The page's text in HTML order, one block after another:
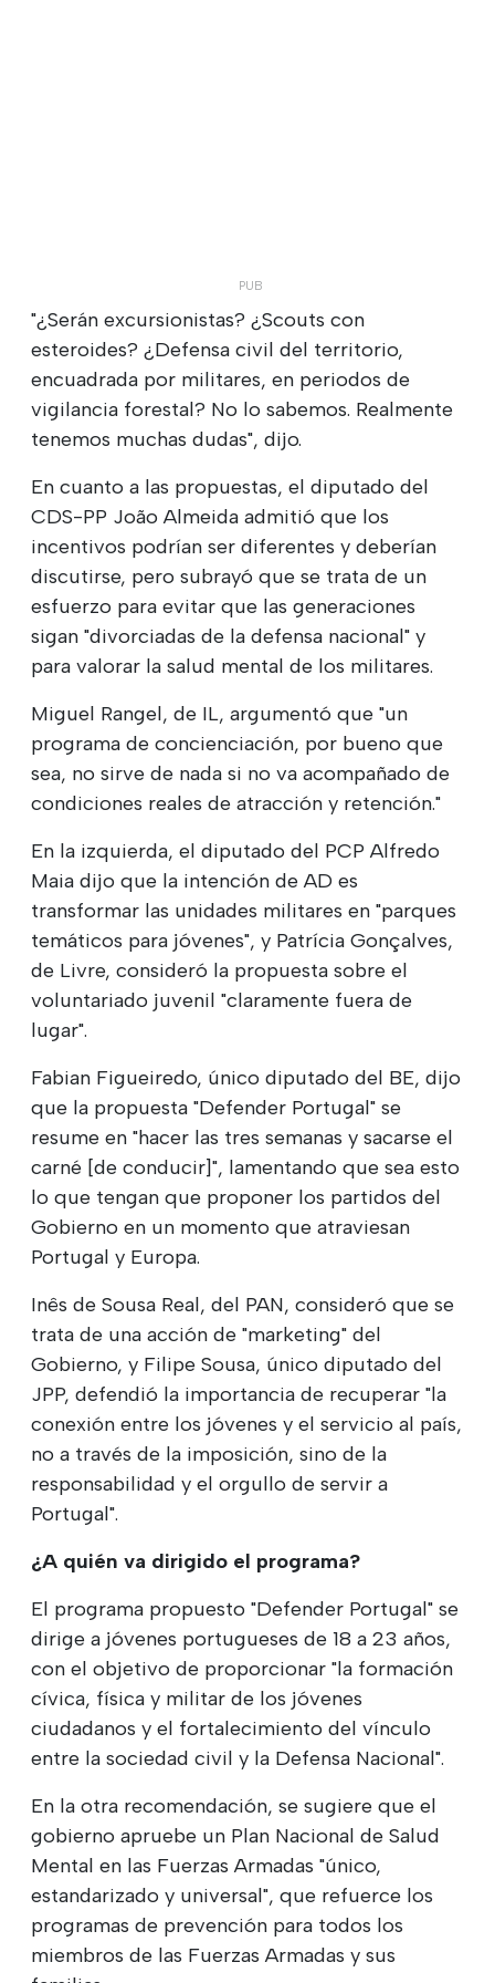
"¿Serán excursionistas? ¿Scouts con
esteroides? ¿Defensa civil del territorio,
encuadrada por militares, en periodos de
vigilancia forestal? No lo sabemos. Realmente
tenemos muchas dudas", dijo.
En cuanto a las propuestas, el diputado del
CDS-PP João Almeida admitió que los
incentivos podrían ser diferentes y deberían
discutirse, pero subrayó que se trata de un
esfuerzo para evitar que las generaciones
sigan "divorciadas de la defensa nacional" y
para valorar la salud mental de los militares.
Miguel Rangel, de IL, argumentó que "un
programa de concienciación, por bueno que
sea, no sirve de nada si no va acompañado de
condiciones reales de atracción y retención."
En la izquierda, el diputado del PCP Alfredo
Maia dijo que la intención de AD es
transformar las unidades militares en "parques
temáticos para jóvenes", y Patrícia Gonçalves,
de Livre, consideró la propuesta sobre el
voluntariado juvenil "claramente fuera de
lugar".
Fabian Figueiredo, único diputado del BE, dijo
que la propuesta "Defender Portugal" se
resume en "hacer las tres semanas y sacarse el
carné [de conducir]", lamentando que sea esto
lo que tengan que proponer los partidos del
Gobierno en un momento que atraviesan
Portugal y Europa.
Inês de Sousa Real, del PAN, consideró que se
trata de una acción de "marketing" del
Gobierno, y Filipe Sousa, único diputado del
JPP, defendió la importancia de recuperar "la
conexión entre los jóvenes y el servicio al país,
no a través de la imposición, sino de la
responsabilidad y el orgullo de servir a
Portugal".
¿A quién va dirigido el programa?
El programa propuesto "Defender Portugal" se
dirige a jóvenes portugueses de 18 a 23 años,
con el objetivo de proporcionar "la formación
cívica, física y militar de los jóvenes
ciudadanos y el fortalecimiento del vínculo
entre la sociedad civil y la Defensa Nacional".
En la otra recomendación, se sugiere que el
gobierno apruebe un Plan Nacional de Salud
Mental en las Fuerzas Armadas "único,
estandarizado y universal", que refuerce los
programas de prevención para todos los
miembros de las Fuerzas Armadas y sus